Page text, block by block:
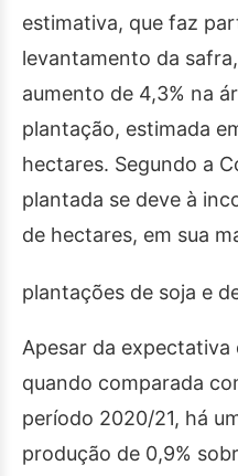
estimativa, que faz
levantamento da
aumento de 4,3% na
plantação, estimada
hectares. Segundo a
plantada se deve à
de hectares, em sua
plantações de soja e
Apesar da
quando comparada
período 2020/21, há
produção de 0,9%